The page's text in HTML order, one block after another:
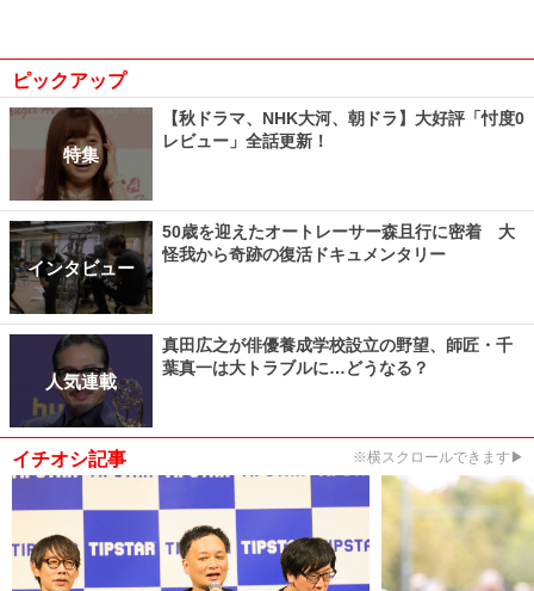
ピックアップ
特集
【秋ドラマ、NHK大河、朝ドラ】大好評「忖度0
レビュー」全話更新！
インタビュー
50歳を迎えたオートレーサー森且行に密着 大
怪我から奇跡の復活ドキュメンタリー
人気連載
真田広之が俳優養成学校設立の野望、師匠・千
葉真一は大トラブルに…どうなる？
イチオシ記事 ※横スクロールできます▶